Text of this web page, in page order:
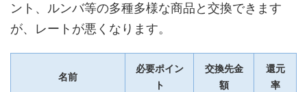
ント、ルンバ等の多種多様な商品と交換できます
が、レートが悪くなります。
名前
必要ポイン
ト
交換先金
額
還元
率